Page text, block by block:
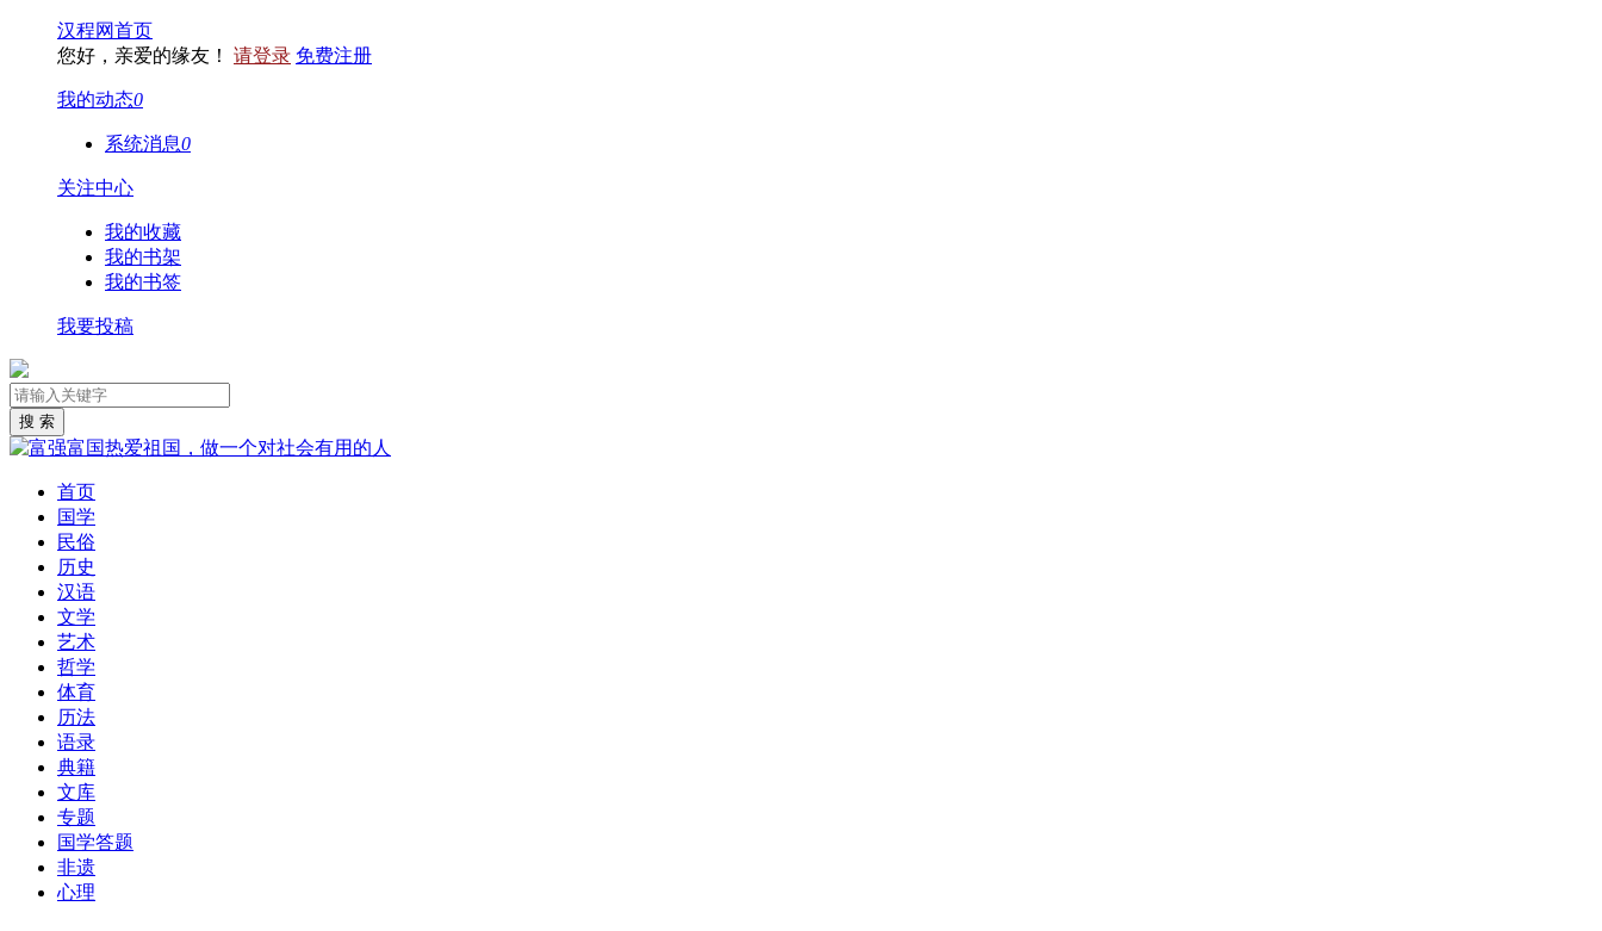
汉程网首页
您好，亲爱的缘友！ 请登录 免费注册
我的动态0
系统消息0
关注中心
我的收藏
我的书架
我的书签
我要投稿
首页
国学
民俗
历史
汉语
文学
艺术
哲学
体育
历法
语录
典籍
文库
专题
国学答题
非遗
心理